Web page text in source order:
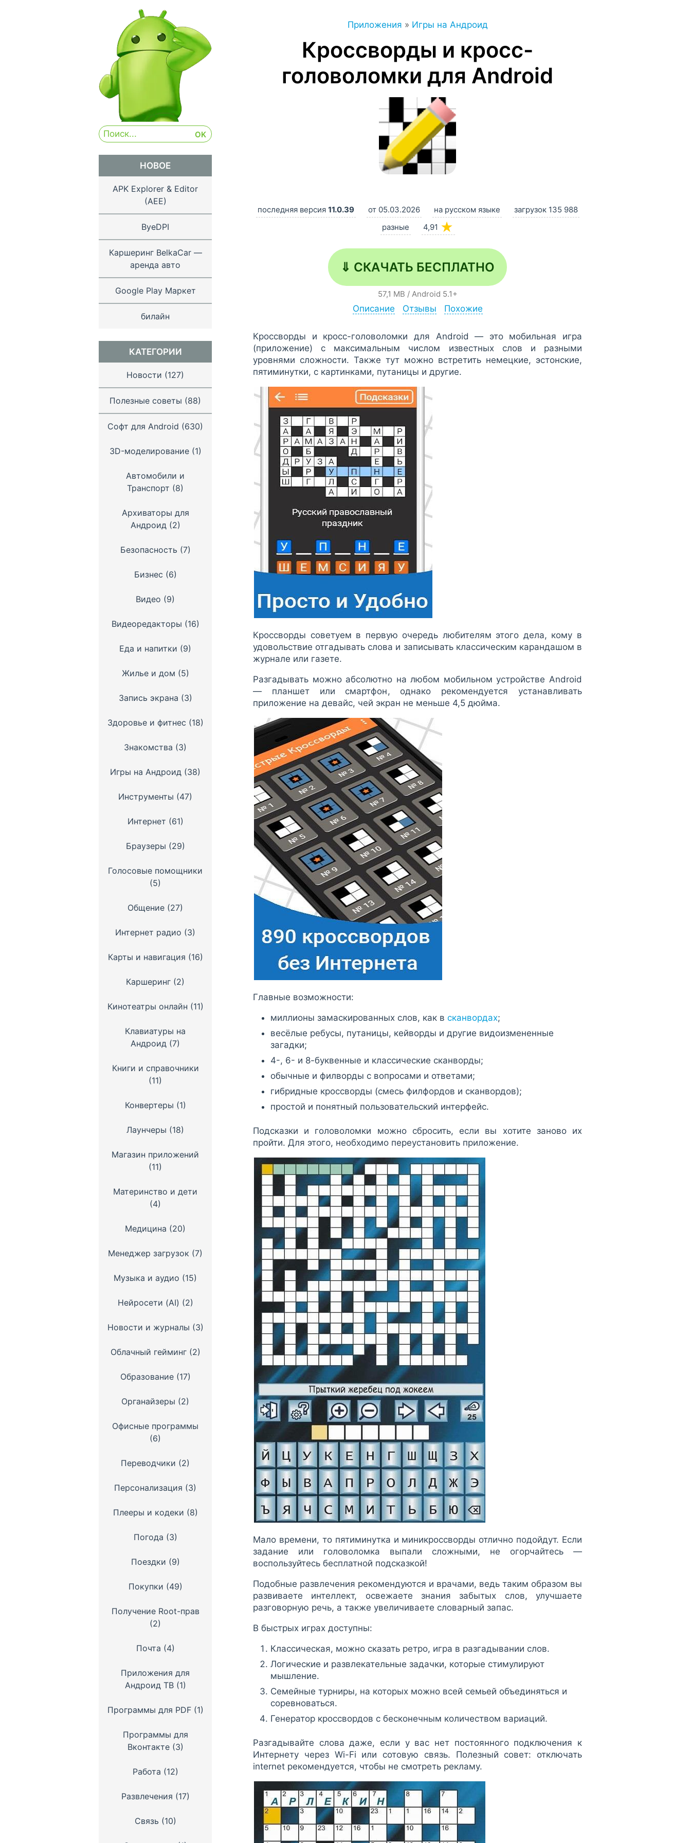
Приложения » Игры на Андроид
Кроссворды и кросс-
головоломки для Android
последняя версия 11.0.39 от 05.03.2026 на русском языке
загрузок 135 988
разные
4,91 ★
⇓ СКАЧАТЬ БЕСПЛАТНО
57,1 MB / Android 5.1+
Описание Отзывы Похожие
Кроссворды и кросс-головоломки для Android — это мобильная игра
(приложение) с максимальным числом известных слов и разными
уровнями сложности. Также тут можно встретить немецкие, эстонские,
пятиминутки, с картинками, путаницы и другие.
Кроссворды советуем в первую очередь любителям этого дела, кому в
удовольствие отгадывать слова и записывать классическим карандашом в
журнале или газете.
Разгадывать можно абсолютно на любом мобильном устройстве Android
— планшет или смартфон, однако рекомендуется устанавливать
приложение на девайс, чей экран не меньше 4,5 дюйма.
Главные возможности:
миллионы замаскированных слов, как в сканвордах;
весёлые ребусы, путаницы, кейворды и другие видоизмененные
загадки;
4-, 6- и 8-буквенные и классические сканворды;
обычные и филворды с вопросами и ответами;
гибридные кроссворды (смесь филфордов и сканвордов);
простой и понятный пользовательский интерфейс.
Подсказки и головоломки можно сбросить, если вы хотите заново их
пройти. Для этого, необходимо переустановить приложение.
Мало времени, то пятиминутка и миникроссворды отлично подойдут. Если
задание или головоломка выпали сложными, не огорчайтесь —
воспользуйтесь бесплатной подсказкой!
Подобные развлечения рекомендуются и врачами, ведь таким образом вы
развиваете интеллект, освежаете знания забытых слов, улучшаете
разговорную речь, а также увеличиваете словарный запас.
В быстрых играх доступны:
Классическая, можно сказать ретро, игра в разгадывании слов.
Логические и развлекательные задачки, которые стимулируют
мышление.
Семейные турниры, на которых можно всей семьей объединяться и
соревноваться.
Генератор кроссвордов с бесконечным количеством вариаций.
Разгадывайте слова даже, если у вас нет постоянного подключения к
Интернету через Wi-Fi или сотовую связь. Полезный совет: отключать
internet рекомендуется, чтобы не смотреть рекламу.
НОВОЕ
APK Explorer & Editor
(AEE)
ByeDPI
Каршеринг BelkaCar —
аренда авто
Google Play Маркет
билайн
КАТЕГОРИИ
Новости (127)
Полезные советы (88)
Софт для Android (630)
3D-моделирование(1)
Автомобили и
Транспорт (8)
Архиваторы для
Андроид(2)
Безопасность (7)
Бизнес (6)
Видео (9)
Видеоредакторы (16)
Еда и напитки (9)
Жилье и дом (5)
Запись экрана (3)
Здоровье и фитнес (18)
Знакомства (3)
Игры на Андроид (38)
Инструменты (47)
Интернет (61)
Браузеры (29)
Голосовые помощники
(5)
Общение (27)
Интернет радио (3)
Карты и навигация (16)
Каршеринг (2)
Кинотеатры онлайн (11)
Клавиатуры на
Андроид (7)
Книги и справочники
(11)
Конвертеры (1)
Лаунчеры (18)
Магазин приложений
(11)
Материнство и дети
(4)
Медицина (20)
Менеджер загрузок (7)
Музыка и аудио (15)
Нейросети (AI) (2)
Новости и журналы (3)
Облачный гейминг(2)
Образование(17)
Органайзеры (2)
Офисные программы
(6)
Переводчики (2)
Персонализация (3)
Плееры и кодеки (8)
Погода (3)
Поездки (9)
Покупки (49)
Получение Root-прав
(2)
Почта (4)
Приложения для
Андроид ТВ(1)
Программы для PDF(1)
Программы для
Вконтакте(3)
Работа (12)
Развлечения (17)
Связь (10)